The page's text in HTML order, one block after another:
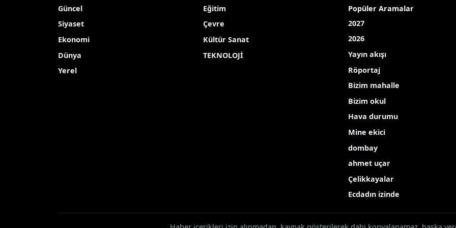
Güncel
Siyaset
Ekonomi
Dünya
Yerel
Eğitim
Çevre
Kültür Sanat
TEKNOLOJİ
Popüler Aramalar
2027
2026
Yayın akışı
Röportaj
Bizim mahalle
Bizim okul
Hava durumu
Mine ekici
dombay
ahmet uçar
Çelikkayalar
Ecdadın izinde